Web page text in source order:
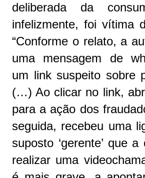
deliberada da
infelizmente, foi vítima
“Conforme o relato, a
uma mensagem de
um link suspeito sobre
(…) Ao clicar no link,
para a ação dos
seguida, recebeu uma
suposto ‘gerente’ que
realizar uma